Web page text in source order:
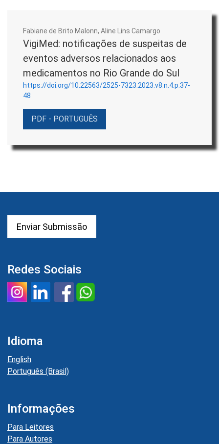
Fabiane de Brito Malonn, Aline Lins Camargo
VigiMed: notificações de suspeitas de
eventos adversos relacionados aos
medicamentos no Rio Grande do Sul
https://doi.org/10.22563/2525-7323.2023.v8.n.4.p.37-
48
PDF - PORTUGUÊS
Enviar Submissão
Redes Sociais
Idioma
English
Português (Brasil)
Informações
Para Leitores
Para Autores